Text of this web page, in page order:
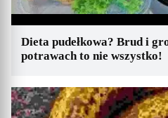
Dieta pudełkowa? Brud i
potrawach to nie wszystko!